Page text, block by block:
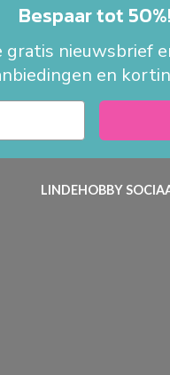
Bespaar tot 50%!
gratis nieuwsbrief
en
LINDEHOBBY